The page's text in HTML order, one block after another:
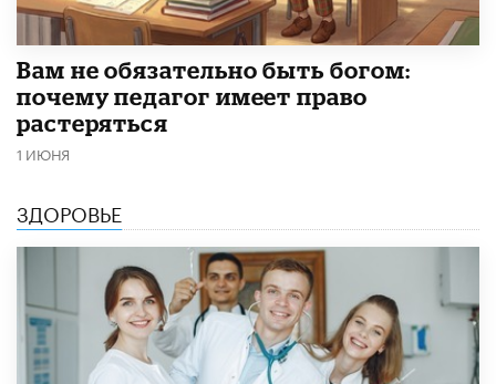
​Вам не обязательно быть богом:
почему педагог имеет право
растеряться
1 ИЮНЯ
ЗДОРОВЬЕ